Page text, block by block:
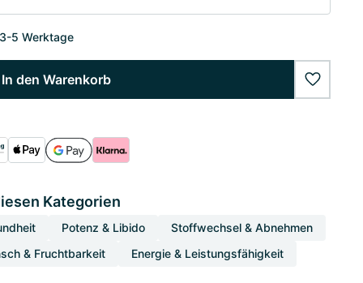
5 Werktage
In den Warenkorb
Kategorien
Potenz & Libido
Stoffwechsel & Abnehmen
& Fruchtbarkeit
Energie & Leistungsfähigkeit